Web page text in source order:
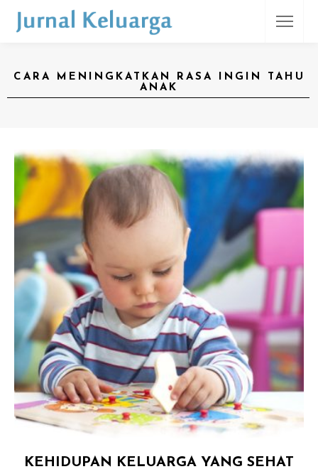
CARA MENINGKATKAN RASA INGIN TAHU
ANAK
KEHIDUPAN KELUARGA YANG SEHAT